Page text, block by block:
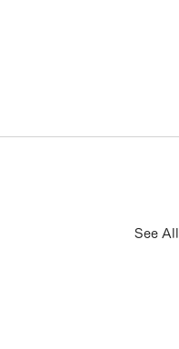
See All